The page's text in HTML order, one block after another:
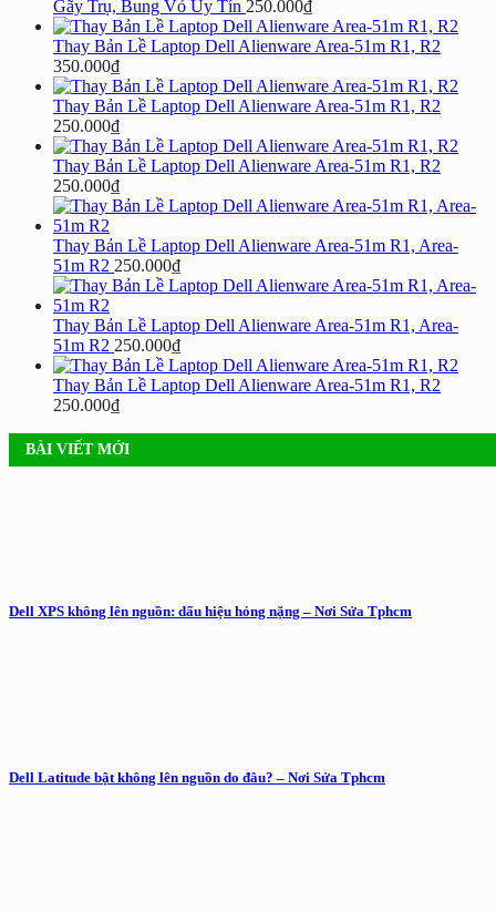
Gãy Trụ, Bung Vỏ Uy Tín 250.000₫
Thay Bản Lề Laptop Dell Alienware Area-51m R1, R2
350.000₫
Thay Bản Lề Laptop Dell Alienware Area-51m R1, R2
250.000₫
Thay Bản Lề Laptop Dell Alienware Area-51m R1, R2
250.000₫
Thay Bản Lề Laptop Dell Alienware Area-51m R1, Area-
51m R2 250.000₫
Thay Bản Lề Laptop Dell Alienware Area-51m R1, Area-
51m R2 250.000₫
Thay Bản Lề Laptop Dell Alienware Area-51m R1, R2
250.000₫
BÀI VIẾT MỚI
Dell XPS không lên nguồn: dấu hiệu hỏng nặng – Nơi Sửa Tphcm
Dell Latitude bật không lên nguồn do đâu? – Nơi Sửa Tphcm